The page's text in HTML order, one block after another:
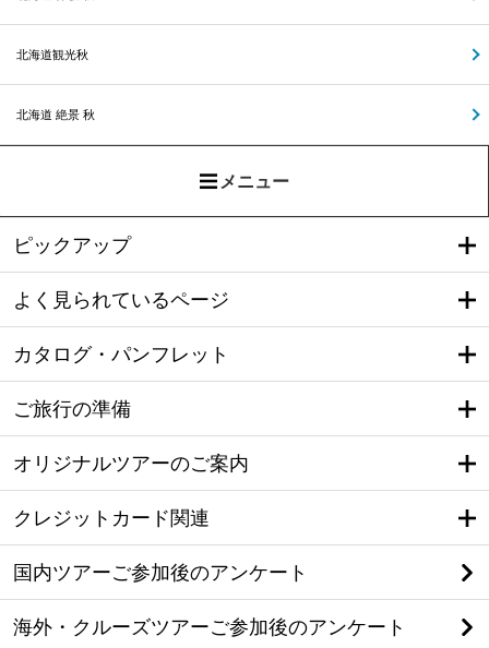
北海道観光秋
北海道 絶景 秋
メニュー
ピックアップ
よく見られているページ
カタログ・パンフレット
ご旅行の準備
オリジナルツアーのご案内
クレジットカード関連
国内ツアーご参加後のアンケート
海外・クルーズツアーご参加後のアンケート